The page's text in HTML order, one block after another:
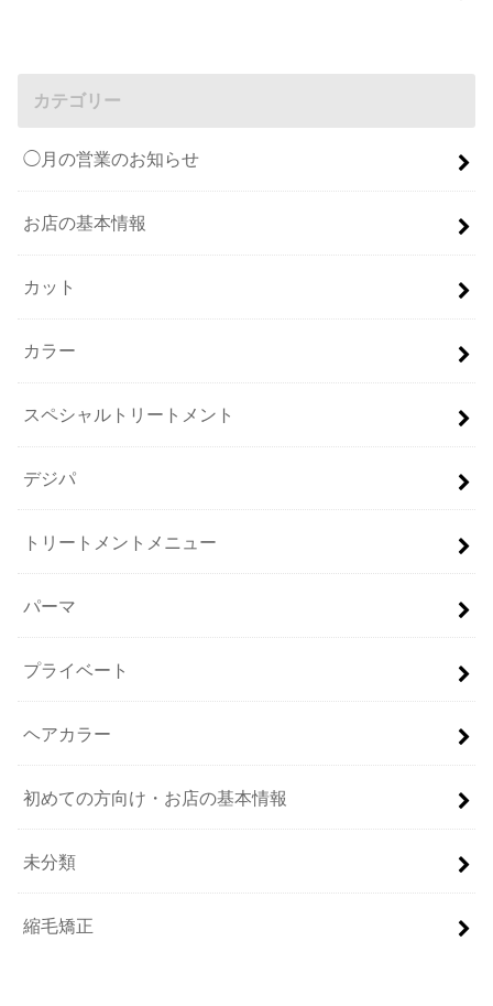
カテゴリー
◯月の営業のお知らせ
お店の基本情報
カット
カラー
スペシャルトリートメント
デジパ
トリートメントメニュー
パーマ
プライベート
ヘアカラー
初めての方向け・お店の基本情報
未分類
縮毛矯正